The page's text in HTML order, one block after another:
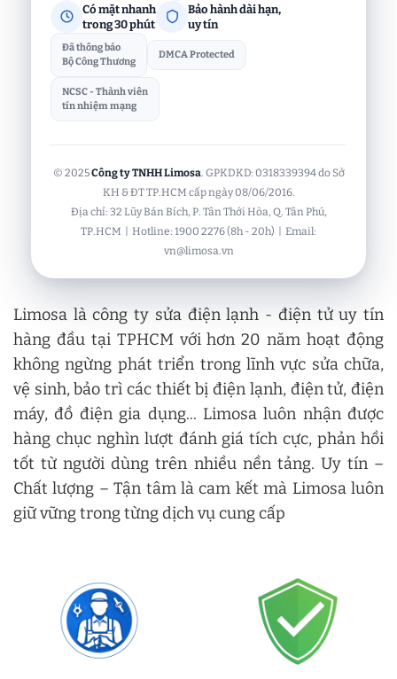
Có mặt nhanh
trong 30 phút
Bảo hành dài hạn,
uy tín
Đã thông báo
Bộ Công Thương
DMCA Protected
NCSC - Thành viên
tín nhiệm mạng
© 2025Công ty TNHH Limosa . GPKDKD: 0318339394 do Sở
KH & ĐT TP.HCM cấp ngày 08/06/2016.
Địa chỉ: 32 Lũy Bán Bích, P. Tân Thới Hòa, Q. Tân Phú,
TP.HCM | Hotline: 1900 2276 (8h - 20h) | Email:
vn@limosa.vn
Limosa là công ty sửa điện lạnh - điện tử uy tín
hàng đầu tại TPHCM với hơn 20 năm hoạt động
không ngừng phát triển trong lĩnh vực sửa chữa,
vệ sinh, bảo trì các thiết bị điện lạnh, điện tử, điện
máy, đồ điện gia dụng... Limosa luôn nhận được
hàng chục nghìn lượt đánh giá tích cực, phản hồi
tốt từ người dùng trên nhiều nền tảng. Uy tín –
Chất lượng – Tận tâm là cam kết mà Limosa luôn
giữ vững trong từng dịch vụ cung cấp